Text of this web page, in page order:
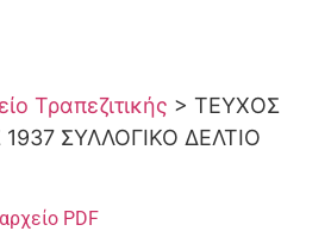
Τραπεζιτικής > ΤΕΥΧΟΣ
ΣΥΛΛΟΓΙΚΟ ΔΕΛΤΙΟ
PDF